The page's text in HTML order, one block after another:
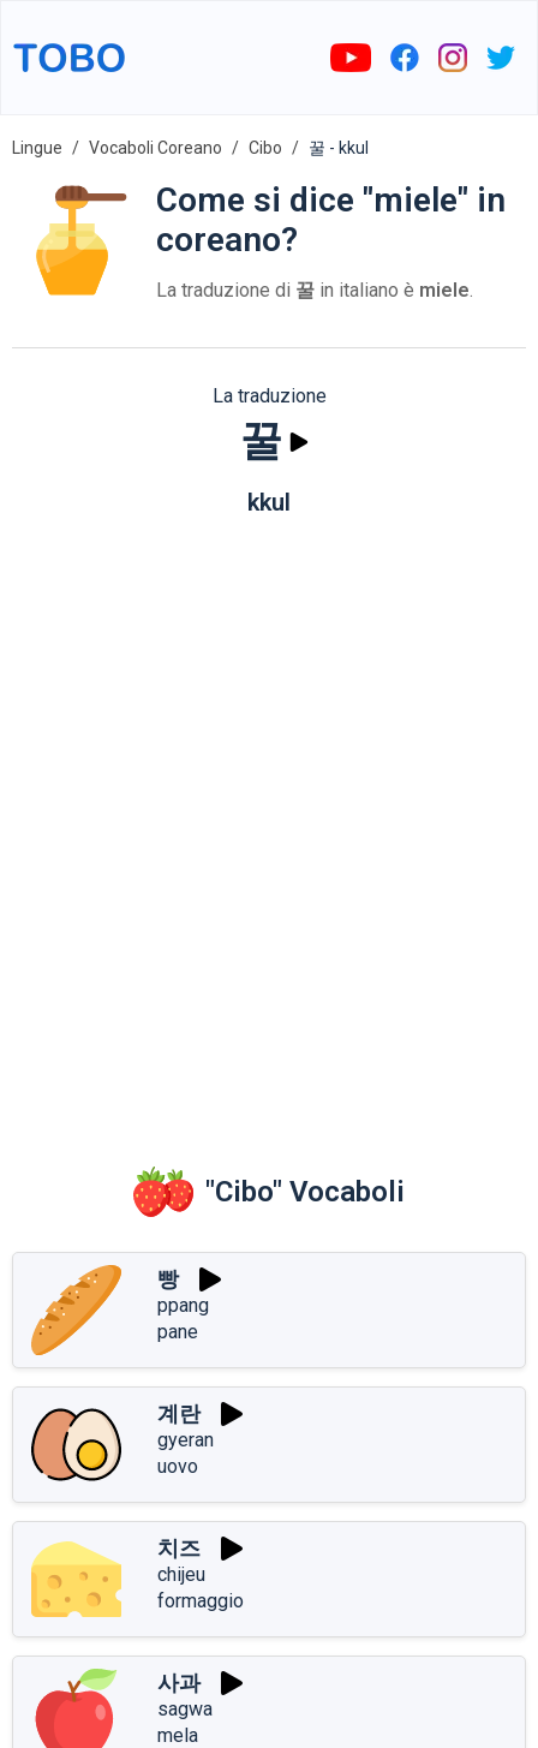
Lingue Vocaboli Coreano Cibo 꿀 - kkul
Come si dice "miele" in
coreano?
La traduzione di 꿀 in italiano è miele.
La traduzione
꿀
kkul
"Cibo" Vocaboli
빵
ppang
pane
계란
gyeran
uovo
치즈
chijeu
formaggio
사과
sagwa
mela